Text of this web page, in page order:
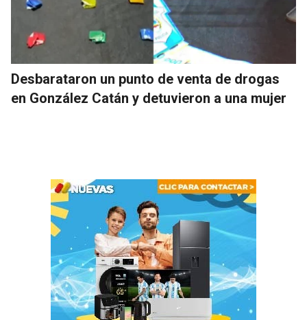
Desbarataron un punto de venta de drogas
en González Catán y detuvieron a una mujer